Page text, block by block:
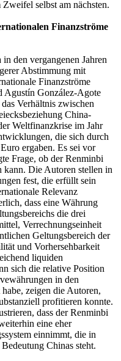
selbst am nächsten.
Finanzströme
den vergangenen Jahren
Abstimmung mit
Finanzströme
Agustín González-Agote
Verhältnis zwischen
China-
Weltfinanzkrise im Jahr
die sich durch
ergaben. Es sei vor
Frage, ob der Renminbi
Die Autoren stellen in
fest, die erfüllt sein
Relevanz
dass eine Währung
die drei
Verrechnungseinheit
Geltungsbereich der
und Vorhersehbarkeit
liquiden
sich die relative Position
in den
zeigen die Autoren,
profitieren konnte.
dass der Renminbi
eine eher
einnimmt, die in
Chinas steht.